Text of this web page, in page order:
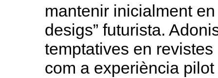
mantenir inicialment
desigs” futurista.
temptatives en
com a experiència